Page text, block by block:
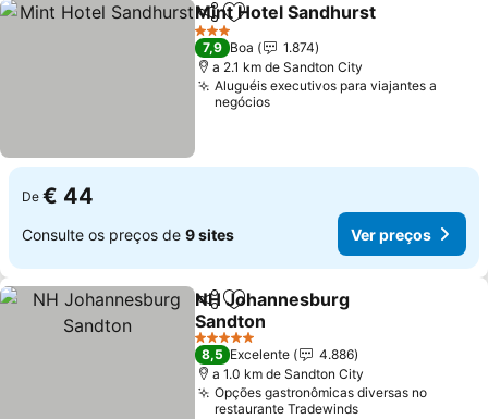
PartilharAdicionar aos favoritos
Mint Hotel Sandhurst
3 Estrelas
7,9 Boa
1.874
a 2.1 km de Sandton City
Aluguéis executivos para viajantes a
negócios
De € 44
Consulte os preços de 9 sites Ver preços
PartilharAdicionar aos favoritos
NH Johannesburg
Sandton
5 Estrelas
8,5 Excelente
4.886
a 1.0 km de Sandton City
Opções gastronômicas diversas no
restaurante Tradewinds